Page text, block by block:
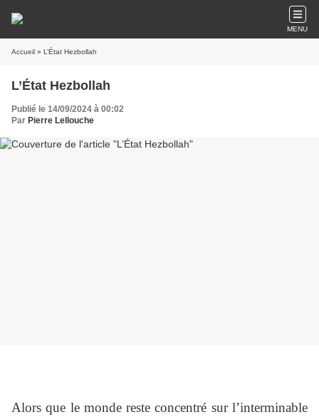
MENU
Accueil » L’État Hezbollah
L’État Hezbollah
Publié le 14/09/2024 à 00:02
Par Pierre Lellouche
Alors que le monde reste concentré sur l’interminable